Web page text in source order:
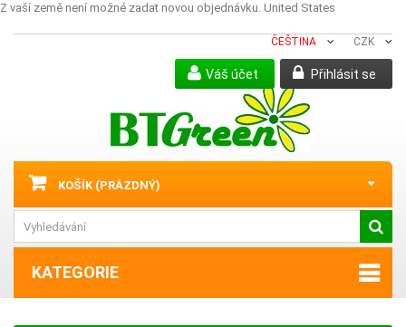
Z vaší země není možné zadat novou objednávku. United States
Váš účet Přihlásit se
CZK
ČEŠTINA
KOŠÍK (PRÁZDNÝ)
KATEGORIE